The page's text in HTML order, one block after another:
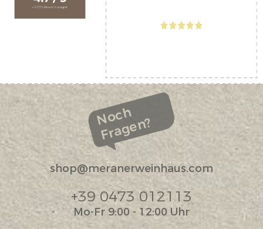
Noch
Fragen?
shop@meranerweinhaus.com
+39 0473 012113
Mo-Fr 9:00 - 12:00 Uhr